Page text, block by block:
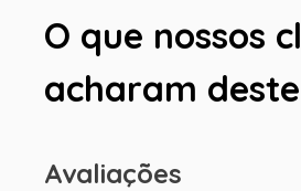
O que nossos
acharam
Avaliações